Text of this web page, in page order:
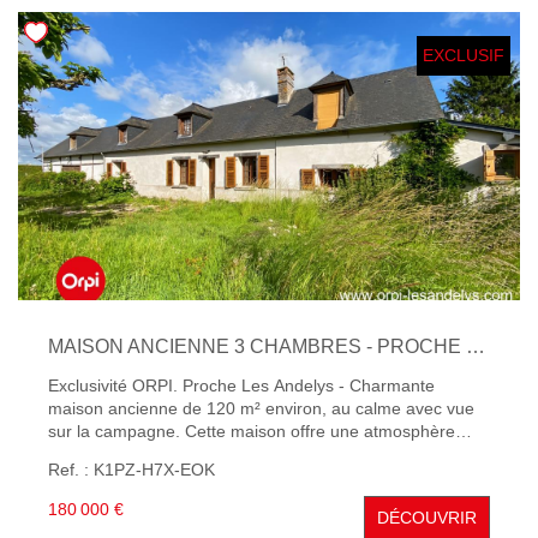
NOTRE AGENCE
Qui Sommes-Nous
Notre Équipe
Nous Rejoindre
Nos Témoignages
Nos Partenaires
Nos Actualités
Nos Services Et Conseils
EXCLUSIF
MAISON ANCIENNE 3 CHAMBRES - PROCHE LES ANDELYS
Exclusivité ORPI. Proche Les Andelys - Charmante
maison ancienne de 120 m² environ, au calme avec vue
sur la campagne. Cette maison offre une atmosphère
salle à manger et une cuisine aménagée, une chambre et
une salle douches. - A l'étage un palier servant de dortoir
et desservant 2 chambres supplémentaires. Le jardin est
Ref. : K1PZ-H7X-EOK
180 000 € DÉCOUVRIR